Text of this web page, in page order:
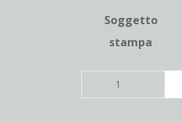
Soggetto
stampa
o